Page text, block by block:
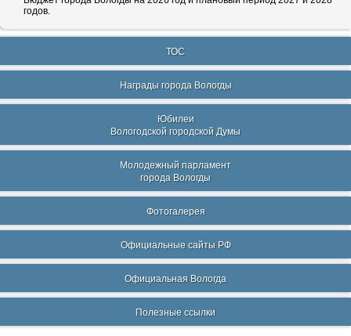
годов.
ТОС
Награды города Вологды
Юбилеи
Вологодской городской Думы
Молодежный парламент
города Вологды
Фотогалерея
Официальные сайты РФ
Официальная Вологда
Полезные ссылки